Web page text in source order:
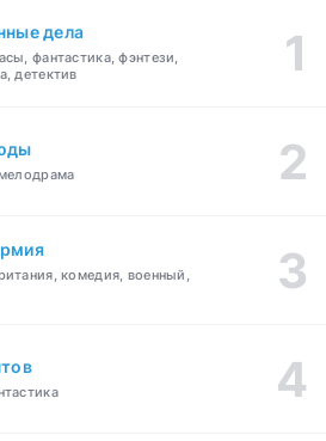
дела
фантастика, фэнтези,
детектив
комедия, военный,